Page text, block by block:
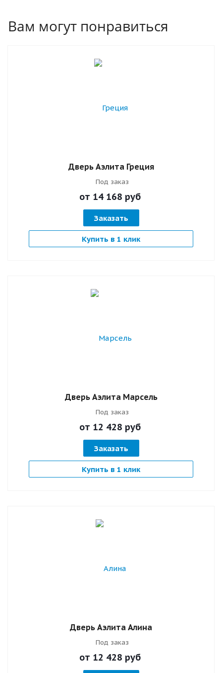
Вам могут понравиться
Дверь Аэлита Греция
Под заказ
от 14 168 руб
Заказать
Купить в 1 клик
Дверь Аэлита Марсель
Под заказ
от 12 428 руб
Заказать
Купить в 1 клик
Дверь Аэлита Алина
Под заказ
от 12 428 руб